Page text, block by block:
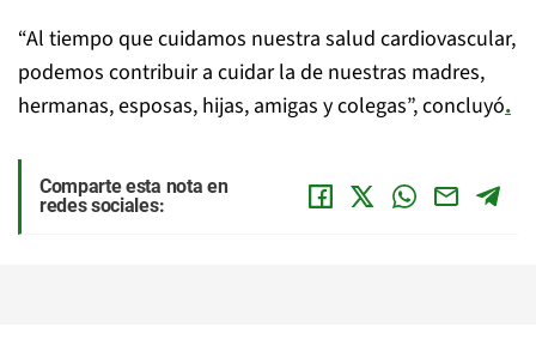
“Al tiempo que cuidamos nuestra salud cardiovascular,
podemos contribuir a cuidar la de nuestras madres,
hermanas, esposas, hijas, amigas y colegas”, concluyó.
Comparte esta nota en
redes sociales: